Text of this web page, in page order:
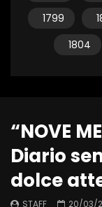
1799
1804
“NOVE
Diario
dolce
STAFF 20/03/